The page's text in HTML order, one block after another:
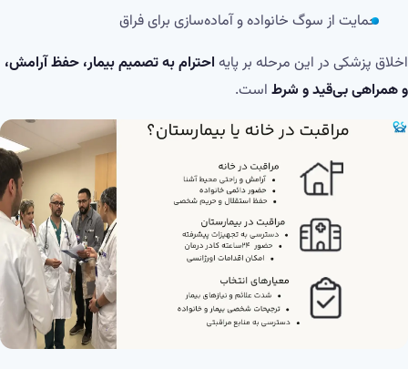
حمایت از سوگ خانواده و آماده‌سازی برای فراق
اخلاق پزشکی در این مرحله بر پایه احترام به تصمیم بیمار، حفظ آرامش،
و همراهی بی‌قید و شرط است.